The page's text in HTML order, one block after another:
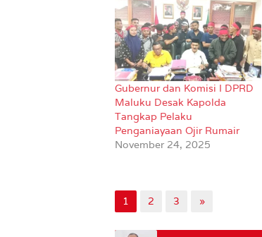
Gubernur dan Komisi I DPRD
Maluku Desak Kapolda
Tangkap Pelaku
Penganiayaan Ojir Rumair
November 24, 2025
1 2 3 »